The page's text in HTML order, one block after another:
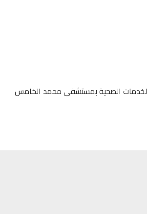
الخدمات الصحية بمستشفى محمد الخامس